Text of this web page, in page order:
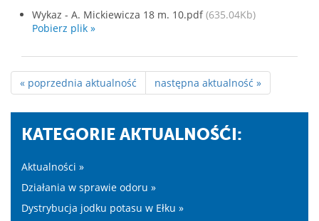
Wykaz - A. Mickiewicza 18 m. 10.pdf(635.04Kb)
Pobierz plik »
« poprzednia aktualność następna aktualność »
KATEGORIE AKTUALNOŚĆI:
Aktualności »
Działania w sprawie odoru »
Dystrybucja jodku potasu w Ełku »